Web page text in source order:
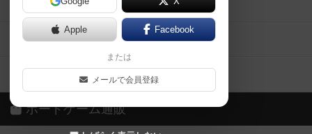
Apple Facebook
または
メールで会員登録
ボドとも・会員一覧
ボードゲーム業界コラム
ボドゲーマご利用案内
ボードゲーム通販